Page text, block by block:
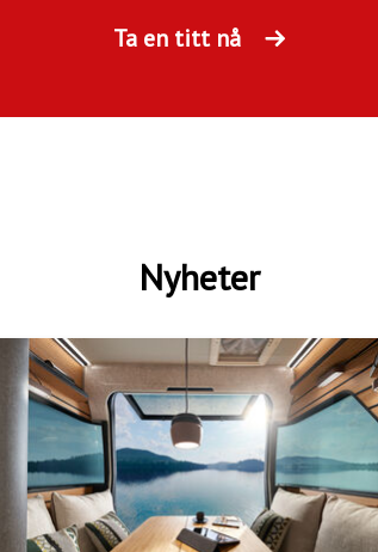
Ta en titt nå
Nyheter